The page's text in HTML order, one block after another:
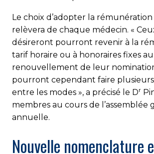
Le choix d’adopter la
relèvera de chaque médecin. «
désireront pourront revenir à la
tarif horaire ou à honoraires fixes
renouvellement de leur
pourront cependant faire
entre les modes », a précisé le Dr
membres au cours de l’assemblée
annuelle.
Nouvelle nomenclature